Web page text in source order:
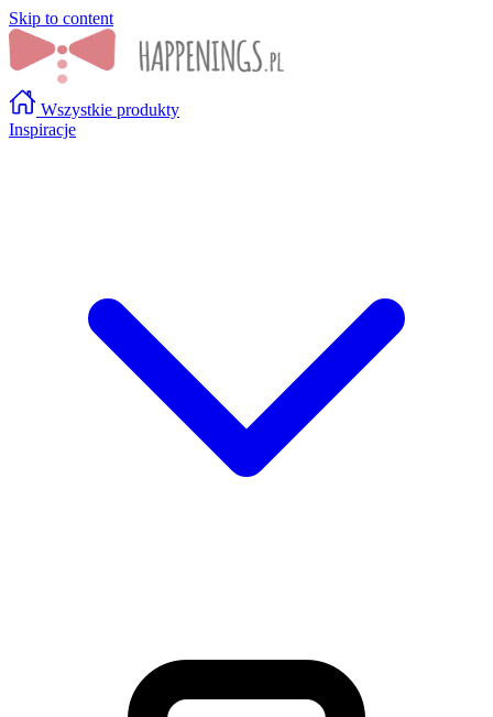
Skip to content
Wszystkie produkty
Inspiracje